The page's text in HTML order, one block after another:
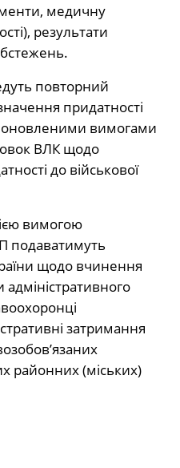
медичну
результати
повторний
придатності
оновленими вимогами
ВЛК щодо
до військової
вимогою
подаватимуть
щодо вчинення
адміністративного
затримання
районних (міських)